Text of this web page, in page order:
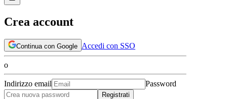
Crea account
Continua con Google Accedi con SSO
o
Indirizzo email Password
Registrati